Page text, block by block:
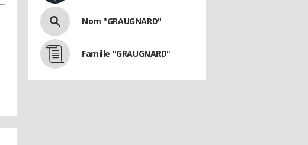
Nom "GRAUGNARD"
Famille "GRAUGNARD"